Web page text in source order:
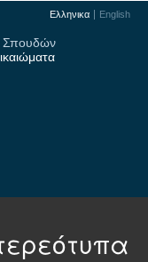
Ελληνικα English
Σπουδών